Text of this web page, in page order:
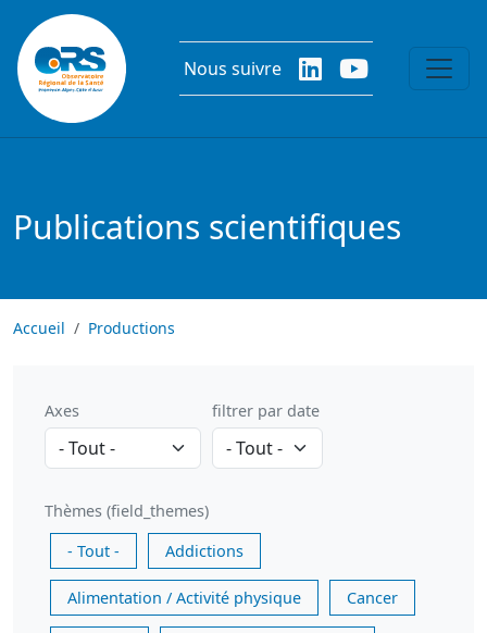
Aller au contenu principal
Nous suivre
Publications scientifiques
Accueil Productions
Axes filtrer par date
Thèmes (field_themes)
- Tout -
Addictions
Alimentation / Activité physique Cancer